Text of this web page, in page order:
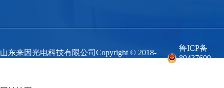
山东来因光电科技有限公司Copyright © 2018-
鲁ICP备
89437609